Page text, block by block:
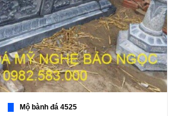
Mộ bành đá 4525